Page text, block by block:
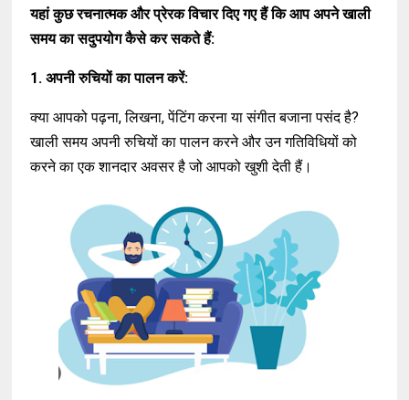
यहां कुछ रचनात्मक और प्रेरक विचार दिए गए हैं कि आप अपने खाली
समय का सदुपयोग कैसे कर सकते हैं:
1. अपनी रुचियों का पालन करें:
क्या आपको पढ़ना, लिखना, पेंटिंग करना या संगीत बजाना पसंद है?
खाली समय अपनी रुचियों का पालन करने और उन गतिविधियों को
करने का एक शानदार अवसर है जो आपको खुशी देती हैं।